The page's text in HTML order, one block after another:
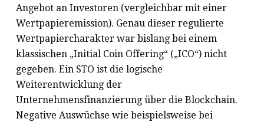
Angebot an Investoren (vergleichbar mit einer
Wertpapieremission). Genau dieser regulierte
Wertpapiercharakter war bislang bei einem
klassischen „Initial Coin Offering“ („ICO“) nicht
gegeben. Ein STO ist die logische
Weiterentwicklung der
Unternehmensfinanzierung über die Blockchain.
Negative Auswüchse wie beispielsweise bei